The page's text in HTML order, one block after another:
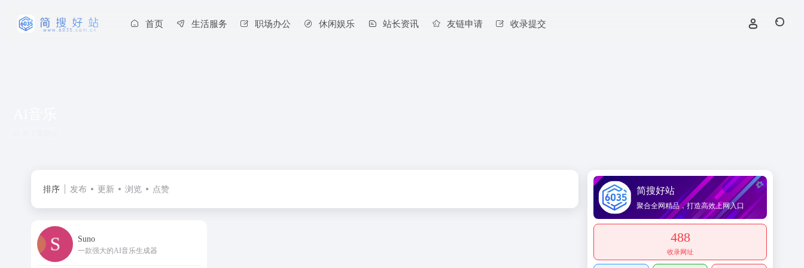
首页 生活服务 职场办公 休闲娱乐 站长资讯 友链申请 收录提交
排序 发布 更新 浏览 点赞
Suno
一款强大的AI音乐生成器
简搜好站
聚合全网精品，打造高效上网入口
488
收录网址